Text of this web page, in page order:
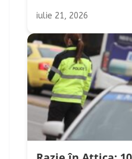
iulie 21, 2026